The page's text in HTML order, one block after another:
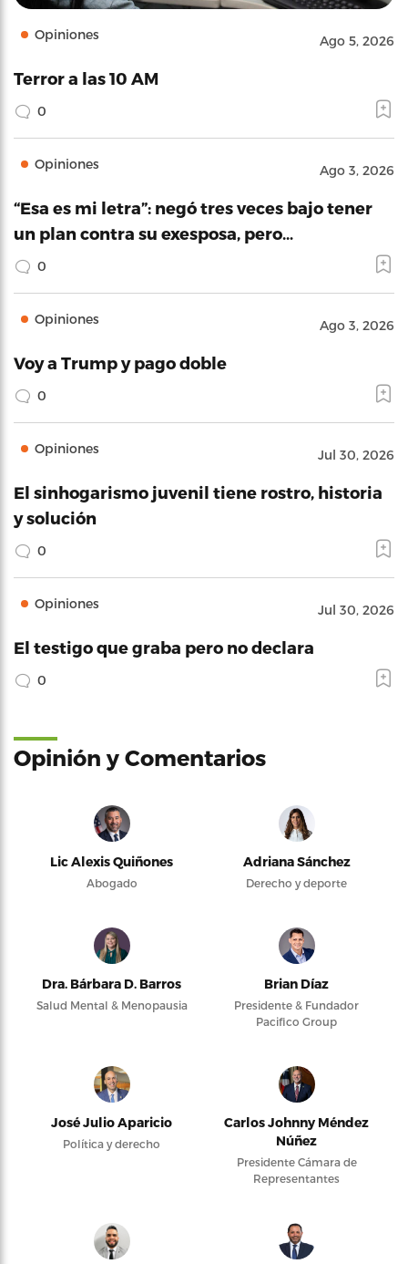
Opiniones Ago 5, 2026
Terror a las 10 AM
0
Opiniones Ago 3, 2026
“Esa es mi letra”: negó tres veces bajo tener
un plan contra su exesposa, pero…
0
Opiniones Ago 3, 2026
Voy a Trump y pago doble
0
Opiniones Jul 30, 2026
El sinhogarismo juvenil tiene rostro, historia
y solución
0
Opiniones Jul 30, 2026
El testigo que graba pero no declara
0
Opinión y Comentarios
Lic Alexis Quiñones
Abogado
Adriana Sánchez
Derecho y deporte
Dra. Bárbara D. Barros
Salud Mental & Menopausia
Brian Díaz
Presidente & Fundador
Pacifico Group
José Julio Aparicio
Política y derecho
Carlos Johnny Méndez
Núñez
Presidente Cámara de
Representantes